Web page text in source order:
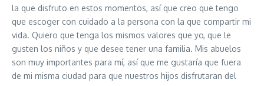
la que disfruto en estos momentos, así que creo que tengo
que escoger con cuidado a la persona con la que compartir mi
vida. Quiero que tenga los mismos valores que yo, que le
gusten los niños y que desee tener una familia. Mis abuelos
son muy importantes para mí, así que me gustaría que fuera
de mi misma ciudad para que nuestros hijos disfrutaran del